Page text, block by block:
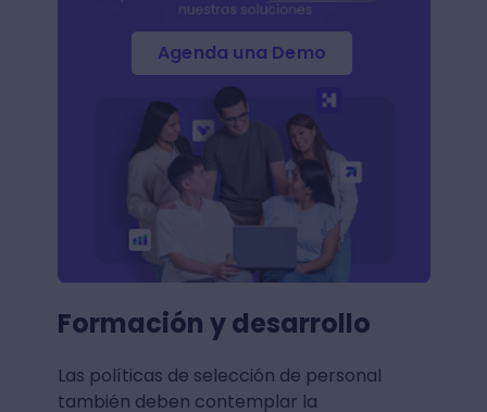
Agenda una Demo
Formación y desarrollo
Las políticas de selección de personal
también deben contemplar la